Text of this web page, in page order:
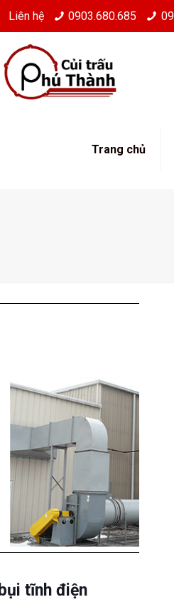
Liên hệ 0903.680.685
Trang chủ
tĩnh điện